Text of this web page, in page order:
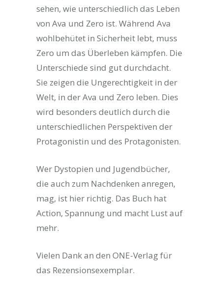
sehen, wie unterschiedlich das Leben
von Ava und Zero ist. Während Ava
wohlbehütet in Sicherheit lebt, muss
Zero um das Überleben kämpfen. Die
Unterschiede sind gut durchdacht.
Sie zeigen die Ungerechtigkeit in der
Welt, in der Ava und Zero leben. Dies
wird besonders deutlich durch die
unterschiedlichen Perspektiven der
Protagonistin und des Protagonisten.
Wer Dystopien und Jugendbücher,
die auch zum Nachdenken anregen,
mag, ist hier richtig. Das Buch hat
Action, Spannung und macht Lust auf
mehr.
Vielen Dank an den ONE-Verlag für
das Rezensionsexemplar.